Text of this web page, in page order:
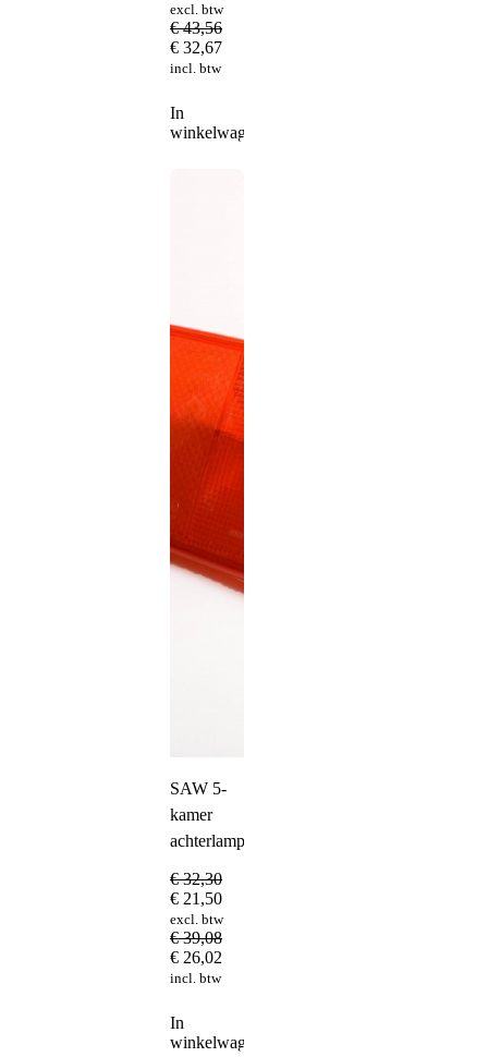
excl. btw
€43,56
€ 32,67
incl. btw
In
winkelwagen
SAW 5-
kamer
achterlampglas
€32,30
€ 21,50
excl. btw
€39,08
€ 26,02
incl. btw
In
winkelwagen